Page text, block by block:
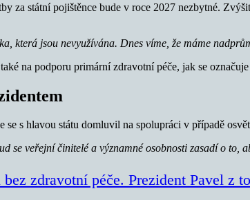
za státní pojištěnce bude v roce 2027 nezbytné.
která jsou nevyužívána. Dnes víme, že máme
na podporu primární zdravotní péče, jak se
se s hlavou státu domluvil na spolupráci v případě
se veřejní činitelé a významné osobnosti zasadí o
zdravotní péče. Prezident Pavel z